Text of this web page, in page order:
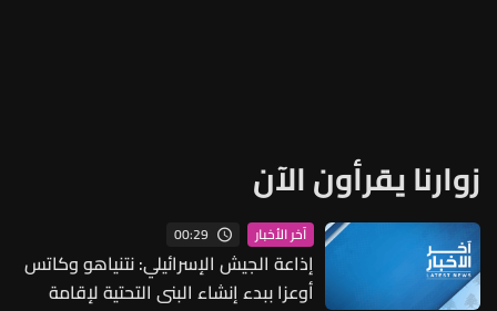
زوارنا يقرأون الآن
آخر الأخبار 00:29
إذاعة الجيش الإسرائيلي: نتنياهو وكاتس
أوعزا ببدء إنشاء البنى التحتية لإقامة